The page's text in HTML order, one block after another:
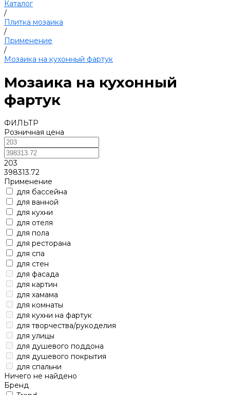
Каталог
/
Плитка мозаика
/
Применение
/
Мозаика на кухонный фартук
Мозаика на кухонный
фартук
ФИЛЬТР
Розничная цена
203
398313.72
Применение
для бассейна
для ванной
для кухни
для отеля
для пола
для ресторана
для спа
для стен
для фасада
для картин
для хамама
для комнаты
для кухни на фартук
для творчества/рукоделия
для улицы
для душевого поддона
для душевого покрытия
для спальни
Ничего не найдено
Бренд